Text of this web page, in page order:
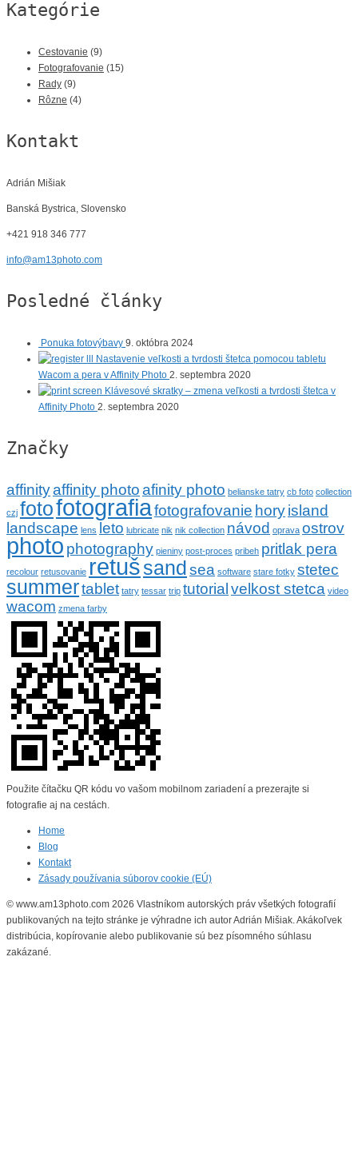
Kategórie
Cestovanie (9)
Fotografovanie (15)
Rady (9)
Rôzne (4)
Kontakt
Adrián Mišiak
Banská Bystrica, Slovensko
+421 918 346 777
info@am13photo.com
Posledné články
Ponuka fotovýbavy 9. októbra 2024
Nastavenie veľkosti a tvrdosti štetca pomocou tabletu
Wacom a pera v Affinity Photo 2. septembra 2020
Klávesové skratky – zmena veľkosti a tvrdosti štetca v
Affinity Photo 2. septembra 2020
Značky
affinityaffinity photoafinity photo belianske tatry cb foto collection
czj fotofotografiafotografovanie horyisland
landscape lens leto lubricate nik nik collection návod oprava ostrov
photo photography pieniny post-proces pribeh pritlak pera
recolour retusovanie retušsand sea software stare fotky stetec
summertablet tatry tessar trip tutorial velkost stetca video
wacom zmena farby
Použite čítačku QR kódu vo vašom mobilnom zariadení a prezerajte si
fotografie aj na cestách.
Home
Blog
Kontakt
Zásady používania súborov cookie (EÚ)
© www.am13photo.com 2026 Vlastníkom autorských práv všetkých fotografií
publikovaných na tejto stránke je výhradne ich autor Adrián Mišiak. Akákoľvek
distribúcia, kopírovanie alebo publikovanie sú bez písomného súhlasu
zakázané.